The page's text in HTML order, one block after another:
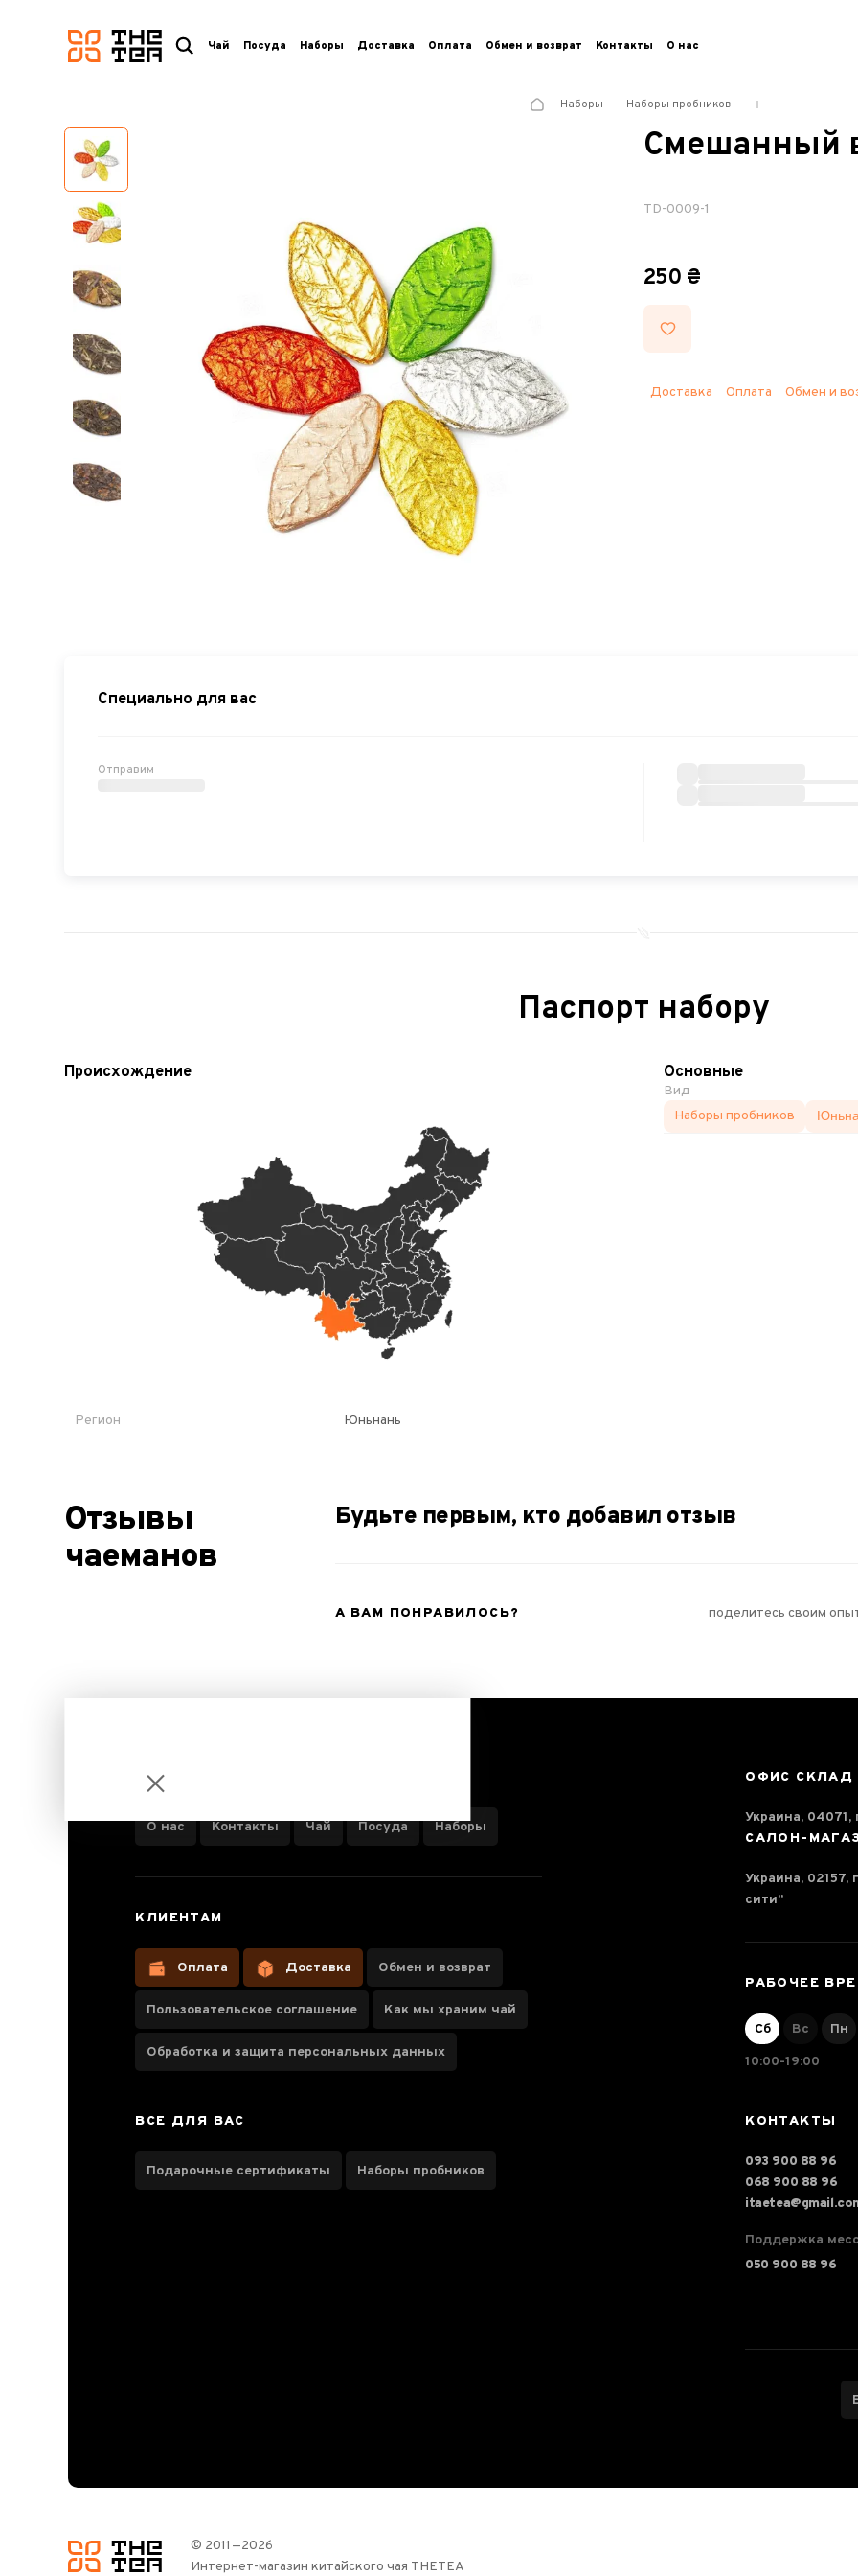
логотип
Чай Посуда Наборы Доставка Оплата Обмен и возврат Контакты О нас
Наборы Наборы пробников
Смешанный
TD-0009-1
250 ₴
Доставка Оплата Обмен и
Специально для вас
Отправим
Паспорт набору
Происхождение
Регион Юньнань
Основные
Вид
Наборы пробников
Отзывы
чаеманов
Будьте первым, кто добавил отзыв
А ВАМ ПОНРАВИЛОСЬ? поделитесь своим
листов"
Паспорт набору
ИНФОРМАЦИЯ О КОМПАНИИ
О нас Контакты Чай Посуда Наборы
КЛИЕНТАМ
Оплата Доставка Обмен и возврат
Пользовательское соглашение Как мы храним чай
Обработка и защита персональных данных
ОФИС
Украина, 04071,
САЛОН-
Украина, 02157,
сити”
РАБОЧЕЕ
Сб Вс
Пн
10:00-19:00
ВСЕ ДЛЯ ВАС
Подарочные сертификаты Наборы пробников
КОНТАКТЫ
093 900 88 96
068 900 88 96
Поддержка
050 900 88 96
логотип
© 2011—2026
Интернет-магазин китайского чая THETEA